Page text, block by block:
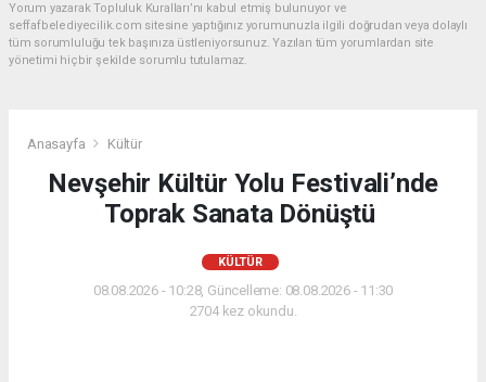
Yorum yazarak Topluluk Kuralları’nı kabul etmiş bulunuyor ve
seffafbelediyecilik.com sitesine yaptığınız yorumunuzla ilgili doğrudan veya dolaylı
tüm sorumluluğu tek başınıza üstleniyorsunuz. Yazılan tüm yorumlardan site
yönetimi hiçbir şekilde sorumlu tutulamaz.
Anasayfa Kültür
Nevşehir Kültür Yolu Festivali’nde
Toprak Sanata Dönüştü
KÜLTÜR
08.08.2026 - 10:28, Güncelleme: 08.08.2026 - 11:30
2704 kez okundu.